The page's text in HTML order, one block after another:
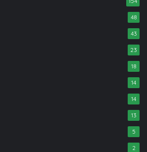
48
43
23
18
14
14
13
5
2